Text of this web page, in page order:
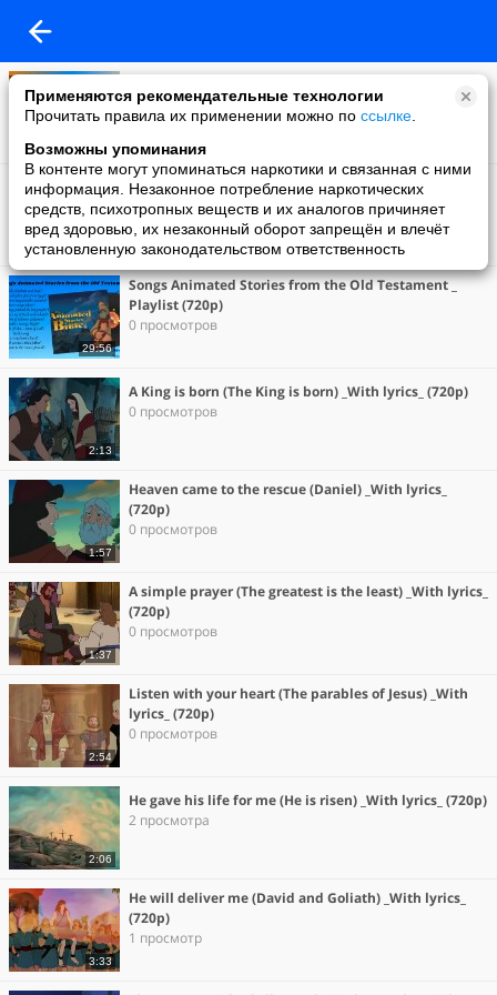
Применяются рекомендательные технологии
Прочитать правила их применении можно по ссылке
Возможны упоминания
В контенте могут упоминаться наркотики и связанная с ними
информация. Незаконное потребление наркотических
средств, психотропных веществ и их аналогов причиняет
вред здоровью, их незаконный оборот запрещён и влечёт
установленную законодательством ответственность
Songs Animated Stories from the New Testament _
Playlist _ Vol 2 (720p)
2 просмотра
28:42
Songs Animated Stories from the New Testament _
Playlist _ Vol 1 (720p)
3 просмотра
29:56
Songs Animated Stories from the Old Testament _
Playlist (720p)
0 просмотров
2:13
A King is born (The King is born) _With lyrics_ (720p)
0 просмотров
1:57
Heaven came to the rescue (Daniel) _With lyrics_
(720p)
0 просмотров
1:37
A simple prayer (The greatest is the least) _With lyrics_
(720p)
0 просмотров
2:54
Listen with your heart (The parables of Jesus) _With
lyrics_ (720p)
0 просмотров
2:06
He gave his life for me (He is risen) _With lyrics_ (720p)
2 просмотра
3:33
He will deliver me (David and Goliath) _With lyrics_
(720p)
1 просмотр